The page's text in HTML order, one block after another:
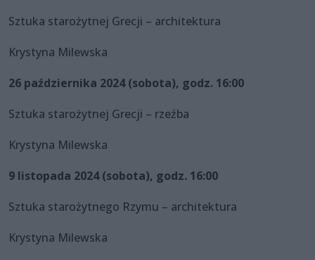
Sztuka starożytnej Grecji – architektura
Krystyna Milewska
26 października 2024 (sobota), godz. 16:00
Sztuka starożytnej Grecji – rzeźba
Krystyna Milewska
9 listopada 2024 (sobota), godz. 16:00
Sztuka starożytnego Rzymu – architektura
Krystyna Milewska